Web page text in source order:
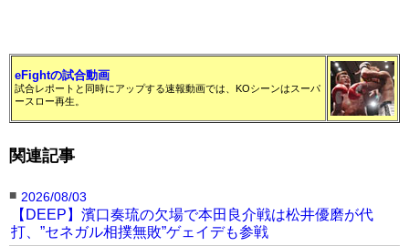
eFightの試合動画
試合レポートと同時にアップする速報動画では、KOシーンはスーパ
ースロー再生。
関連記事
■ 2026/08/03
【DEEP】濱口奏琉の欠場で本田良介戦は松井優磨が代
打、”セネガル相撲無敗”ゲェイデも参戦